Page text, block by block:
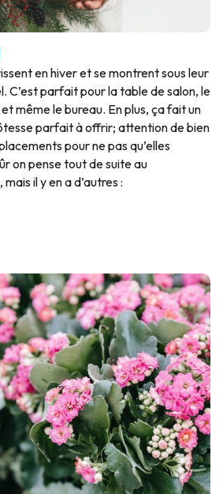
en hiver et se montrent sous leur
C’est parfait pour la table de salon, le
même le bureau. En plus, ça fait un
parfait à offrir; attention de bien
pour ne pas qu’elles
on pense tout de suite au
il y en a d’autres :